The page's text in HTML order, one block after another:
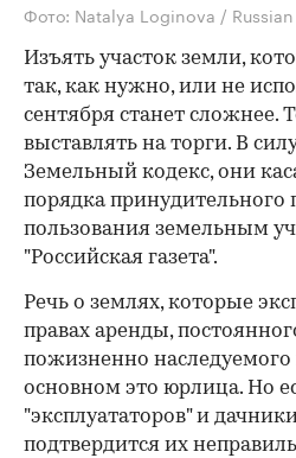
Фото: Natalya Loginova /
Изъять участок земли,
так, как нужно, или не
сентября станет сложнее.
выставлять на торги. В
Земельный кодекс, они
порядка принудительного
пользования земельным
"Российская газета".
Речь о землях, которые
правах аренды,
пожизненно наследуемого
основном это юрлица. Но
"эксплуататоров" и
подтвердится их